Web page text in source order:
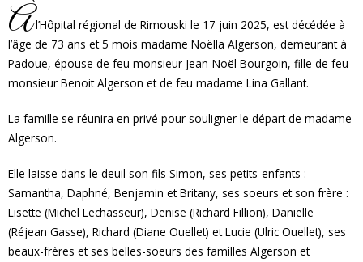
Àl’Hôpital régional de Rimouski le 17 juin 2025, est décédée à
l’âge de 73 ans et 5 mois madame Noëlla Algerson, demeurant à
Padoue, épouse de feu monsieur Jean-Noël Bourgoin, fille de feu
monsieur Benoit Algerson et de feu madame Lina Gallant.
La famille se réunira en privé pour souligner le départ de madame
Algerson.
Elle laisse dans le deuil son fils Simon, ses petits-enfants :
Samantha, Daphné, Benjamin et Britany, ses soeurs et son frère :
Lisette (Michel Lechasseur), Denise (Richard Fillion), Danielle
(Réjean Gasse), Richard (Diane Ouellet) et Lucie (Ulric Ouellet), ses
beaux-frères et ses belles-soeurs des familles Algerson et